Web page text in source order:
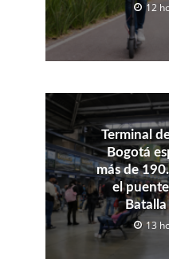
12
Terminal
Bogotá
más de
el
Batalla
13